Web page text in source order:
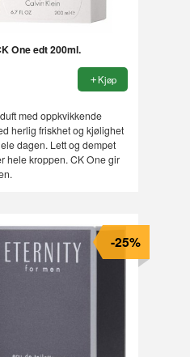
One edt 200ml.
Kjøp
med oppkvikkende
herlig friskhet og kjølighet
dagen. Lett og dempet
hele kroppen. CK One gir
-25%